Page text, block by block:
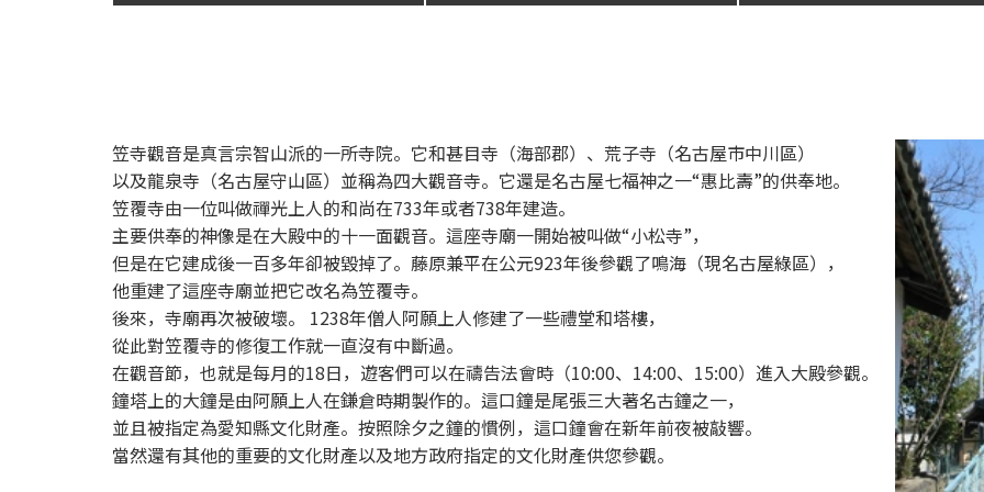
笠寺觀音是真言宗智山派的一所寺院。它和甚目寺（海部郡）、荒子寺（名古屋市中川區）
以及龍泉寺（名古屋守山區）並稱為四大觀音寺。它還是名古屋七福神之一“惠比壽”的供奉地。
笠覆寺由一位叫做禪光上人的和尚在733年或者738年建造。
主要供奉的神像是在大殿中的十一面觀音。這座寺廟一開始被叫做“小松寺”，
但是在它建成後一百多年卻被毀掉了。藤原兼平在公元923年後參觀了鳴海（現名古屋綠區），
他重建了這座寺廟並把它改名為笠覆寺。
後來，寺廟再次被破壞。 1238年僧人阿願上人修建了一些禮堂和塔樓，
從此對笠覆寺的修復工作就一直沒有中斷過。
在觀音節，也就是每月的18日，遊客們可以在禱告法會時（10:00、14:00、15:00）進入大殿參觀。
鐘塔上的大鐘是由阿願上人在鎌倉時期製作的。這口鐘是尾張三大著名古鐘之一，
並且被指定為愛知縣文化財產。按照除夕之鐘的慣例，這口鐘會在新年前夜被敲響。
當然還有其他的重要的文化財產以及地方政府指定的文化財產供您參觀。